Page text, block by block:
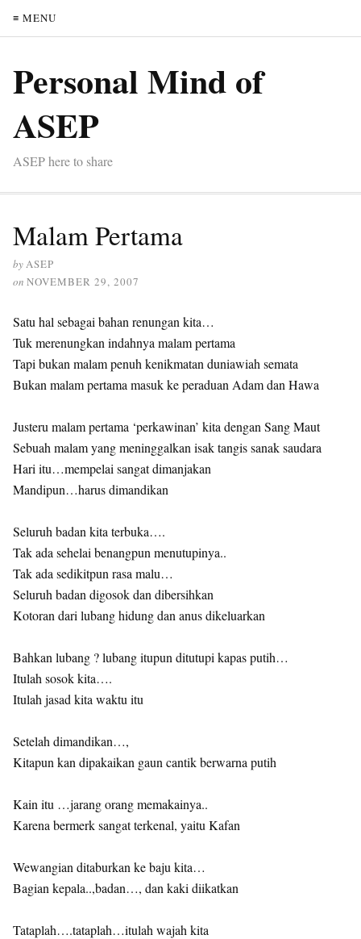
≡ MENU
Personal Mind of
ASEP
ASEP here to share
Malam Pertama
byASEP
on NOVEMBER 29, 2007
Satu hal sebagai bahan renungan kita…
Tuk merenungkan indahnya malam pertama
Tapi bukan malam penuh kenikmatan duniawiah semata
Bukan malam pertama masuk ke peraduan Adam dan Hawa
Justeru malam pertama ‘perkawinan’ kita dengan Sang Maut
Sebuah malam yang meninggalkan isak tangis sanak saudara
Hari itu…mempelai sangat dimanjakan
Mandipun…harus dimandikan
Seluruh badan kita terbuka….
Tak ada sehelai benangpun menutupinya..
Tak ada sedikitpun rasa malu…
Seluruh badan digosok dan dibersihkan
Kotoran dari lubang hidung dan anus dikeluarkan
Bahkan lubang ? lubang itupun ditutupi kapas putih…
Itulah sosok kita….
Itulah jasad kita waktu itu
Setelah dimandikan…,
Kitapun kan dipakaikan gaun cantik berwarna putih
Kain itu …jarang orang memakainya..
Karena bermerk sangat terkenal, yaitu Kafan
Wewangian ditaburkan ke baju kita…
Bagian kepala..,badan…, dan kaki diikatkan
Tataplah….tataplah…itulah wajah kita